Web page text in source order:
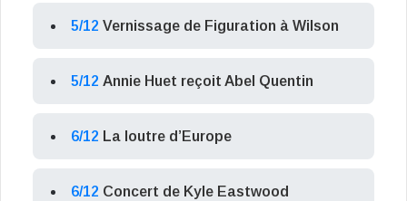
5/12 Vernissage de Figuration à Wilson
5/12 Annie Huet reçoit Abel Quentin
6/12 La loutre d’Europe
6/12 Concert de Kyle Eastwood